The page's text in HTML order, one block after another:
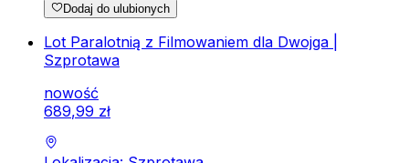
Dodaj do ulubionych
Lot Paralotnią z Filmowaniem dla Dwojga |
Szprotawa
nowość
689,99 zł